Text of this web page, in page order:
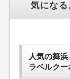
気にな
人気の舞
ラベルクー